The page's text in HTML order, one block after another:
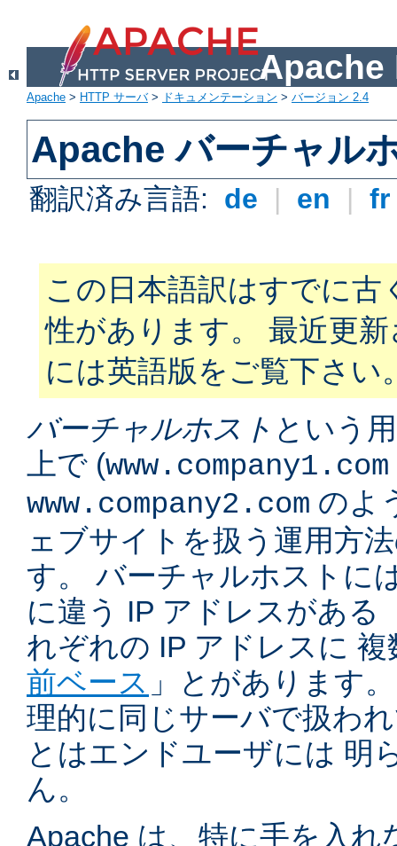
Apache
Apache > HTTP サーバ> ドキュメンテーション > バージョン 2.4
Apache バーチャル
翻訳済み言語: de | en |
この日本語訳はすでに古
性があります。 最近更
には英語版をご覧下さい
バーチャルホスト という
上で (www.company1.com
www.company2.com のよ
ェブサイトを扱う運用方
す。 バーチャルホストに
に違う IP アドレスがある
れぞれの IP アドレスに
前ベース 」とがあります
理的に同じサーバで扱わ
とはエンドユーザには 明
ん。
Apache は、特に手を入れ